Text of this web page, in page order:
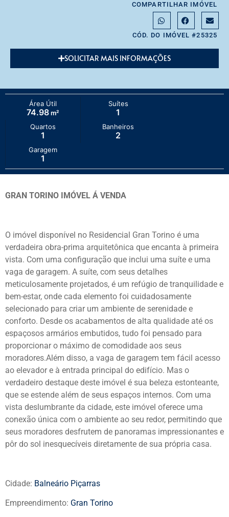
COMPARTILHAR IMÓVEL
CÓD. DO IMÓVEL #25325
SOLICITAR MAIS INFORMAÇÕES
Área Útil
74.98 m²
Suítes
1
Quartos
1
Banheiros
2
Garagem
1
GRAN TORINO IMÓVEL Á VENDA
O imóvel disponível no Residencial Gran Torino é uma
verdadeira obra-prima arquitetônica que encanta à primeira
vista. Com uma configuração que inclui uma suíte e uma
vaga de garagem. A suíte, com seus detalhes
meticulosamente projetados, é um refúgio de tranquilidade e
bem-estar, onde cada elemento foi cuidadosamente
selecionado para criar um ambiente de serenidade e
conforto. Desde os acabamentos de alta qualidade até os
espaçosos armários embutidos, tudo foi pensado para
proporcionar o máximo de comodidade aos seus
moradores.Além disso, a vaga de garagem tem fácil acesso
ao elevador e à entrada principal do edifício. Mas o
verdadeiro destaque deste imóvel é sua beleza estonteante,
que se estende além de seus espaços internos. Com uma
vista deslumbrante da cidade, este imóvel oferece uma
conexão única com o ambiente ao seu redor, permitindo que
seus moradores desfrutem de panoramas impressionantes e
pôr do sol inesquecíveis diretamente de sua própria casa.
Cidade: Balneário Piçarras
Empreendimento: Gran Torino